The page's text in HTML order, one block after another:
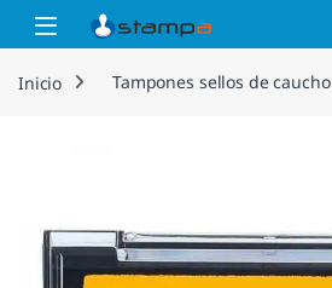
Saltar a la navegación
Saltar al contenido
Open
Inicio Tampones sellos de caucho